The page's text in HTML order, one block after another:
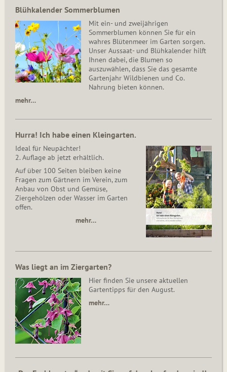
Blühkalender Sommerblumen
Mit ein- und zweijährigen
Sommerblumen können Sie für ein
wahres Blütenmeer im Garten sorgen.
Unser Aussaat- und Blühkalender hilft
Ihnen dabei, die Blumen so
auszuwählen, dass Sie das gesamte
Gartenjahr Wildbienen und Co.
Nahrung bieten können.
mehr…
Hurra! Ich habe einen Kleingarten.
Ideal für Neupächter!
2. Auflage ab jetzt erhältlich.
Auf über 100 Seiten bleiben keine
Fragen zum Gärtnern im Verein, zum
Anbau von Obst und Gemüse,
Ziergehölzen oder Wasser im Garten
offen.
mehr…
Was liegt an im Ziergarten?
Hier finden Sie unsere aktuellen
Gartentipps für den August.
mehr…